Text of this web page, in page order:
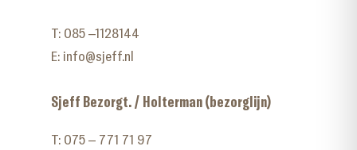
T: 085 –1128144
E: info@sjeff.nl
Sjeff Bezorgt. / Holterman (bezorglijn)
T: 075 – 771 71 97